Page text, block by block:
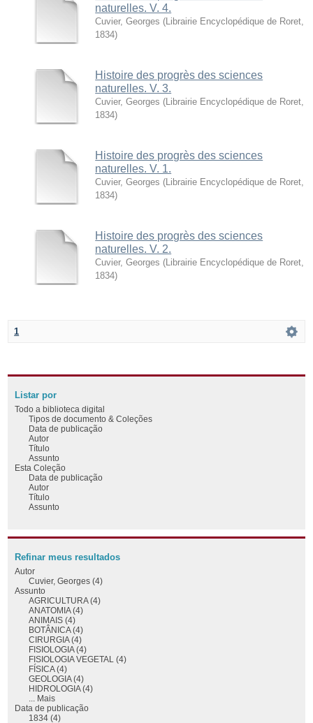
naturelles. V. 4.
Cuvier, Georges ( Librairie Encyclopédique de Roret
1834)
Histoire des progrès des sciences
naturelles. V. 3.
Cuvier, Georges ( Librairie Encyclopédique de Roret
1834)
Histoire des progrès des sciences
naturelles. V. 1.
Cuvier, Georges ( Librairie Encyclopédique de Roret
1834)
Histoire des progrès des sciences
naturelles. V. 2.
Cuvier, Georges ( Librairie Encyclopédique de Roret
1834)
1
Listar por
Todo a biblioteca digital
Tipos de documento & Coleções
Data de publicação
Autor
Título
Assunto
Esta Coleção
Data de publicação
Autor
Título
Assunto
Refinar meus resultados
Autor
Cuvier, Georges (4)
Assunto
AGRICULTURA (4)
ANATOMIA (4)
ANIMAIS (4)
BOTÂNICA (4)
CIRURGIA (4)
FISIOLOGIA (4)
FISIOLOGIA VEGETAL (4)
FÍSICA (4)
GEOLOGIA (4)
HIDROLOGIA (4)
... Mais
Data de publicação
1834 (4)